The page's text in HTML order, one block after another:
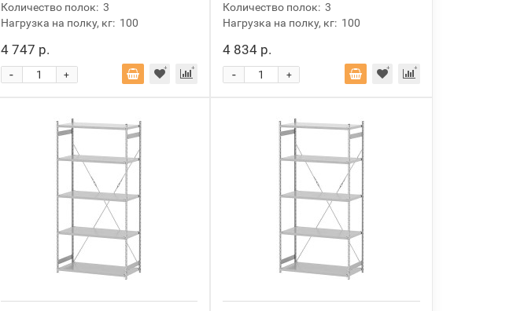
Количество полок: 3
Нагрузка на полку, кг: 100
4 747 р.
+
-
Количество полок: 3
Нагрузка на полку, кг: 100
4 834 р.
+
-